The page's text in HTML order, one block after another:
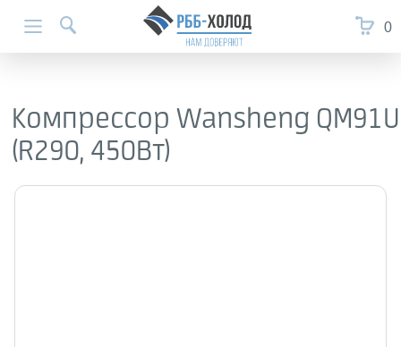
0
Компрессор Wansheng QM91U
(R290, 450Вт)